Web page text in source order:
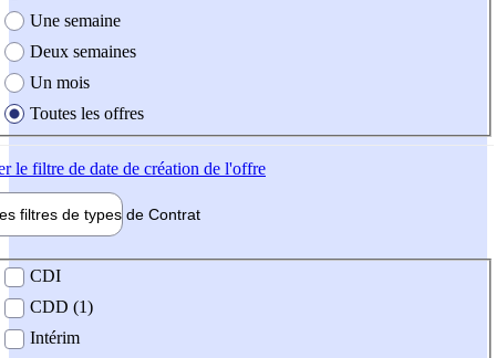
Une semaine
Deux semaines
Un mois
Toutes les offres
le filtre de date de création de l'offre
filtres de types de Contrat
contrat
CDI
CDD (1)
Intérim